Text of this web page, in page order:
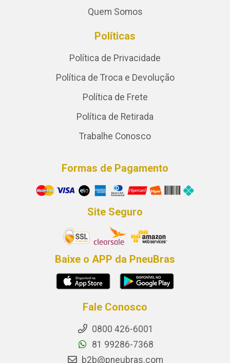
Quem Somos
Políticas
Política de Privacidade
Política de Troca e Devolução
Política de Frete
Política de Retirada
Trabalhe Conosco
Formas de Pagamento
Site Seguro
Baixe o APP da PneuBras
Fale Conosco
0800 426-6001
81 99286-7368
b2b@pneubras.com